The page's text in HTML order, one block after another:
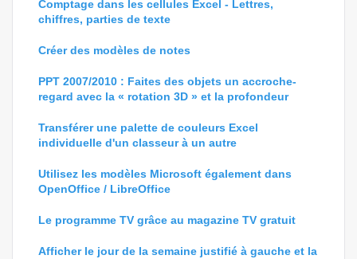
Comptage dans les cellules Excel - Lettres,
chiffres, parties de texte
Créer des modèles de notes
PPT 2007/2010 : Faites des objets un accroche-
regard avec la « rotation 3D » et la profondeur
Transférer une palette de couleurs Excel
individuelle d'un classeur à un autre
Utilisez les modèles Microsoft également dans
OpenOffice / LibreOffice
Le programme TV grâce au magazine TV gratuit
Afficher le jour de la semaine justifié à gauche et la